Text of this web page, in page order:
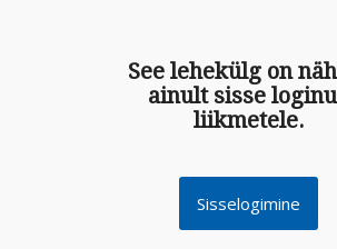
See lehekülg on
ainult sisse
liikmetele.
Sisselogimine